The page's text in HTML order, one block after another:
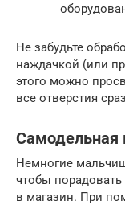
Не забудьте
наждачкой (или
этого можно
все отверстия
Самодельная
Немногие
чтобы порадовать
в магазин. При